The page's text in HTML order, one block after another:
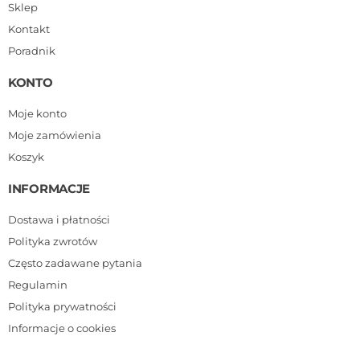
Sklep
Kontakt
Poradnik
KONTO
Moje konto
Moje zamówienia
Koszyk
INFORMACJE
Dostawa i płatności
Polityka zwrotów
Często zadawane pytania
Regulamin
Polityka prywatności
Informacje o cookies